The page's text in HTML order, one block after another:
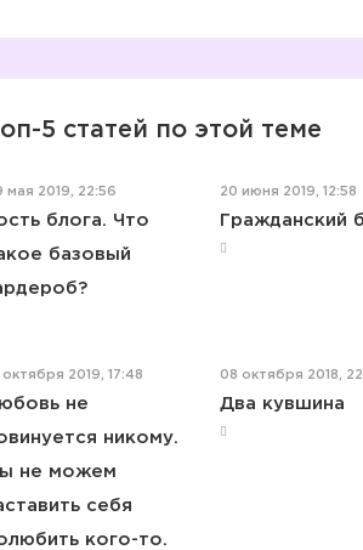
5 статей по этой теме
мая 2019, 22:56
блога. Что
базовый
20 июня 2019, 12:58
Гражданский
октября 2019, 17:48
не
никому.
не можем
себя
кого-то.
08 октября 2018,
Два кувшина